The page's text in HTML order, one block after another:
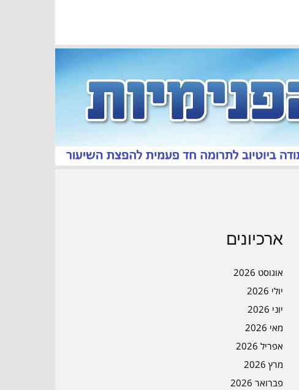
ארכיונים
אוגוסט 2026
יולי 2026
יוני 2026
מאי 2026
אפריל 2026
מרץ 2026
פברואר 2026